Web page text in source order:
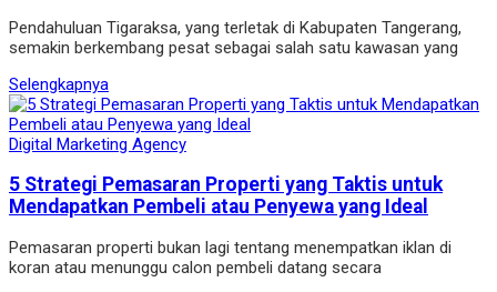
Pendahuluan Tigaraksa, yang terletak di Kabupaten Tangerang,
semakin berkembang pesat sebagai salah satu kawasan yang
Selengkapnya
Digital Marketing Agency
5 Strategi Pemasaran Properti yang Taktis untuk
Mendapatkan Pembeli atau Penyewa yang Ideal
Pemasaran properti bukan lagi tentang menempatkan iklan di
koran atau menunggu calon pembeli datang secara